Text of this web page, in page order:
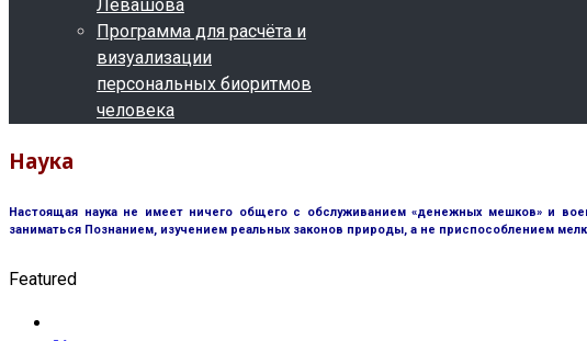
Левашова
Программа для расчёта и
визуализации
персональных биоритмов
человека
Наука
Настоящая наука не имеет ничего общего с обслуживанием «денежных мешков» и
заниматься Познанием, изучением реальных законов природы, а не приспособлением
Featured